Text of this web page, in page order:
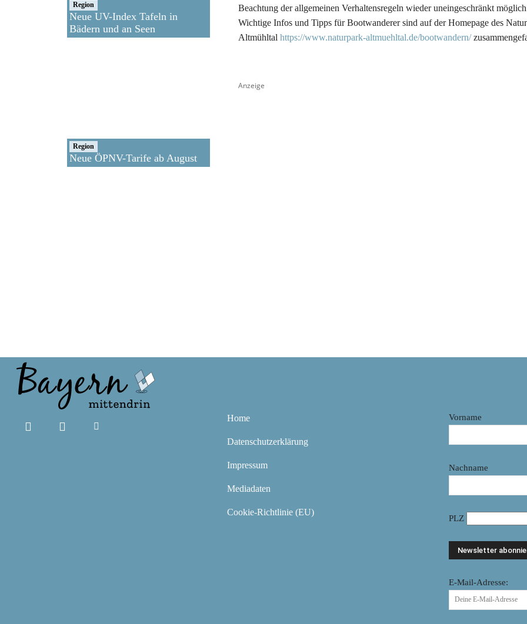
Region
Neue UV-Index Tafeln in
Bädern und an Seen
Region
Neue ÖPNV-Tarife ab August
Beachtung der allgemeinen Verhaltensregeln wieder uneingeschränkt
Wichtige Infos und Tipps für Bootwanderer sind auf der Homepage des
Altmühltal https://www.naturpark-altmuehltal.de/bootwandern/
Anzeige
Home
Datenschutzerklärung
Impressum
Mediadaten
Cookie-Richtlinie (EU)
Vorname
Nachname
PLZ
E-Mail-Adresse: